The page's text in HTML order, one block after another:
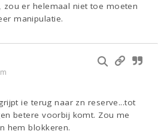
zou er helemaal niet toe moeten
manipulatie.
ie terug naar zn reserve...tot
betere voorbij komt. Zou me
hem blokkeren.